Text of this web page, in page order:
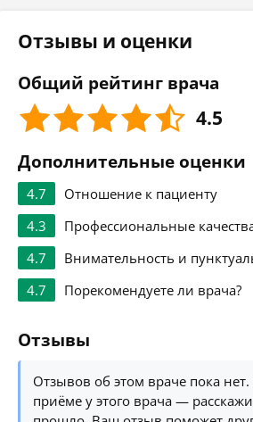
Отзывы и оценки
Общий рейтинг врача
4.5
Дополнительные оценки
4.7
Отношение к пациенту
4.3
Профессиональные
4.7
Внимательность и
4.7
Порекомендуете ли врача?
Отзывы
Отзывов об этом враче пока
приёме у этого врача —